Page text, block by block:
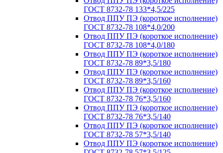
ГОСТ 8732-78 133*4,5/225
Отвод ППУ ПЭ (короткое исполнение)
ГОСТ 8732-78 108*4,0/200
Отвод ППУ ПЭ (короткое исполнение)
ГОСТ 8732-78 108*4,0/180
Отвод ППУ ПЭ (короткое исполнение)
ГОСТ 8732-78 89*3,5/180
Отвод ППУ ПЭ (короткое исполнение)
ГОСТ 8732-78 89*3,5/160
Отвод ППУ ПЭ (короткое исполнение)
ГОСТ 8732-78 76*3,5/160
Отвод ППУ ПЭ (короткое исполнение)
ГОСТ 8732-78 76*3,5/140
Отвод ППУ ПЭ (короткое исполнение)
ГОСТ 8732-78 57*3,5/140
Отвод ППУ ПЭ (короткое исполнение)